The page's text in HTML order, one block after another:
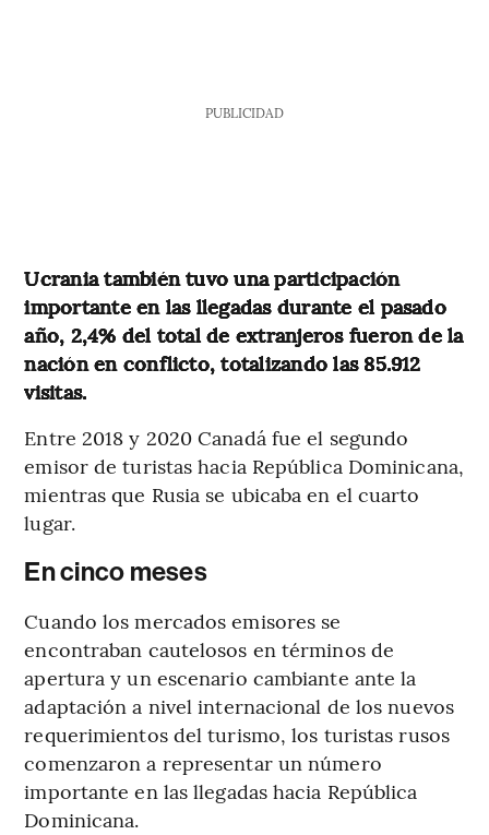
PUBLICIDAD
Ucrania también tuvo una participación
importante en las llegadas durante el pasado
año, 2,4% del total de extranjeros fueron de la
nación en conflicto, totalizando las 85.912
visitas.
Entre 2018 y 2020 Canadá fue el segundo
emisor de turistas hacia República Dominicana,
mientras que Rusia se ubicaba en el cuarto
lugar.
En cinco meses
Cuando los mercados emisores se
encontraban cautelosos en términos de
apertura y un escenario cambiante ante la
adaptación a nivel internacional de los nuevos
requerimientos del turismo, los turistas rusos
comenzaron a representar un número
importante en las llegadas hacia República
Dominicana.